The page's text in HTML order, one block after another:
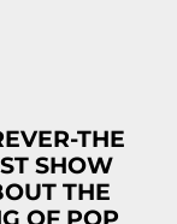
THE
SHOW
THE
OF POP